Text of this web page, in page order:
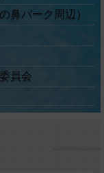
鼻パーク周辺）
員会